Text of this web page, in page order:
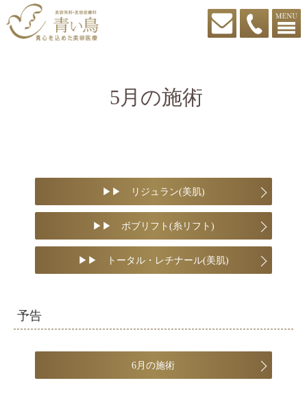
5月の施術
▶︎▶︎ リジュラン(美肌)
▶︎▶︎ ボブリフト(糸リフト)
▶︎▶︎ トータル・レチナール(美肌)
予告
6月の施術